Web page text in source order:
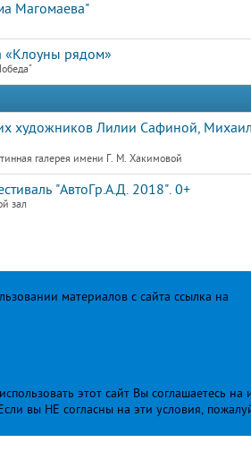
Магомаева"
«Клоуны рядом»
художников Лилии Сафиной,
галерея имени Г. М. Хакимовой
"АвтоГр.А.Д. 2018". 0+
зал
материалов с сайта ссылка на
этот сайт Вы соглашаетесь
вы НЕ согласны на эти условия,